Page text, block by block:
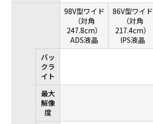
98V型ワイド
（対角
247.8cm）
ADS液晶
86V型ワイド
（対角
217.4cm）
IPS液晶
バッ
クラ
イト
最大
解像
度